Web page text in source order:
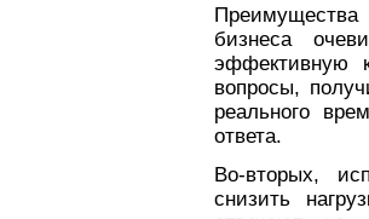
бизнеса
эффективную
вопросы,
реального
ответа.
Во-вторых,
снизить